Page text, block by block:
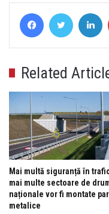
FacebookTwitter
Related
Mai multă siguranță în
mai multe sectoare de
naționale vor fi montate
metalice